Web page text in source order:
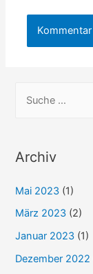
h
n
n
a
c
Archiv
Mai 2023 (1)
März 2023 (2)
Januar 2023 (1)
Dezember 2022